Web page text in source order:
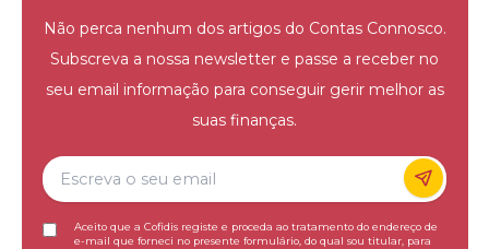
Não perca nenhum dos artigos do Contas Connosco.
Subscreva a nossa newsletter e passe a receber no
seu email informação para conseguir gerir melhor as
suas finanças.
Aceito que a Cofidis registe e proceda ao tratamento do endereço de
e-mail que forneci no presente formulário, do qual sou titular, para